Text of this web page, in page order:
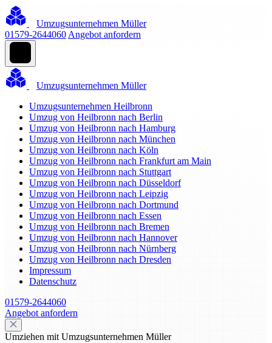
Umzugsunternehmen Müller
01579-2644060 Angebot anfordern
Umzugsunternehmen Müller
Umzugsunternehmen Heilbronn
Umzug von Heilbronn nach Berlin
Umzug von Heilbronn nach Hamburg
Umzug von Heilbronn nach München
Umzug von Heilbronn nach Köln
Umzug von Heilbronn nach Frankfurt am Main
Umzug von Heilbronn nach Stuttgart
Umzug von Heilbronn nach Düsseldorf
Umzug von Heilbronn nach Leipzig
Umzug von Heilbronn nach Dortmund
Umzug von Heilbronn nach Essen
Umzug von Heilbronn nach Bremen
Umzug von Heilbronn nach Hannover
Umzug von Heilbronn nach Nürnberg
Umzug von Heilbronn nach Dresden
Impressum
Datenschutz
01579-2644060
Angebot anfordern
Umziehen mit Umzugsunternehmen Müller